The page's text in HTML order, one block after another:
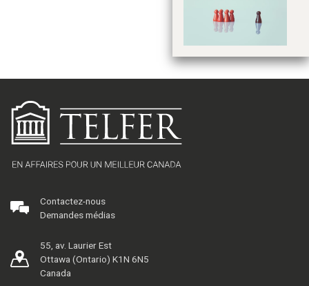
Contactez-nous
Demandes médias
55, av. Laurier Est
Ottawa (Ontario) K1N 6N5
Canada